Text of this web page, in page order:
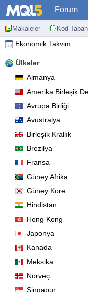
Forum
Makaleler Kod
Ekonomik Takvim
Ülkeler
Almanya
Amerika Birleşik
Avrupa Birliği
Avustralya
Birleşik Krallık
Brezilya
Fransa
Güney Afrika
Güney Kore
Hindistan
Hong Kong
Japonya
Kanada
Meksika
Norveç
Singapur